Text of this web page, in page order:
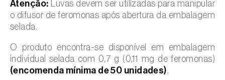
Atenção: Luvas devem ser utilizadas para manipular
o difusor de feromonas após abertura da embalagem
selada.
O produto encontra-se disponível em embalagem
individual selada com 0,7 g (0,11 mg de feromonas)
(encomenda mínima de 50 unidades).